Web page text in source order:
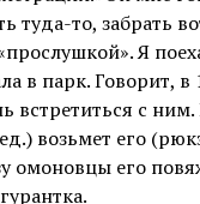
туда-то, забрать
Я
в парк. Говорит, в
встретиться с
возьмет его
омоновцы его